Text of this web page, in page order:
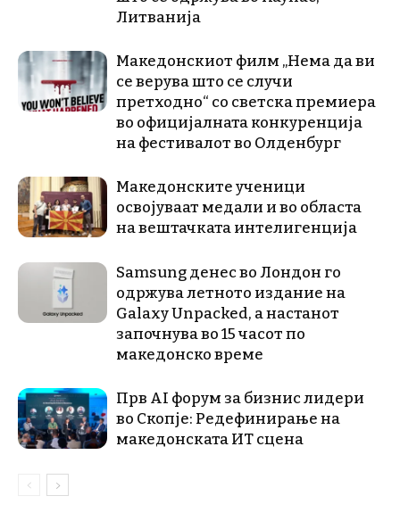
Литванија
Македонскиот филм „Нема да ви
се верува што се случи
претходно“ со светска премиера
во официјалната конкуренција
на фестивалот во Олденбург
Македонските ученици
освојуваат медали и во областа
на вештачката интелигенција
Samsung денес во Лондон го
одржува летното издание на
Galaxy Unpacked, a настанот
започнува во 15 часот по
македонско време
Прв AI форум за бизнис лидери
во Скопје: Редефинирање на
македонската ИТ сцена